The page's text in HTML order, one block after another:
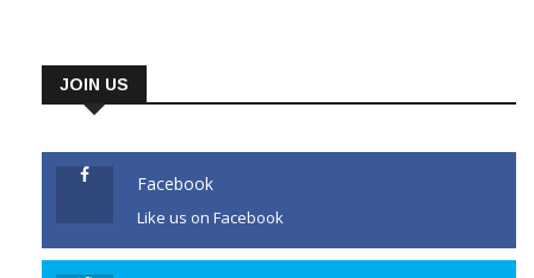
JOIN US
Facebook
Like us on Facebook